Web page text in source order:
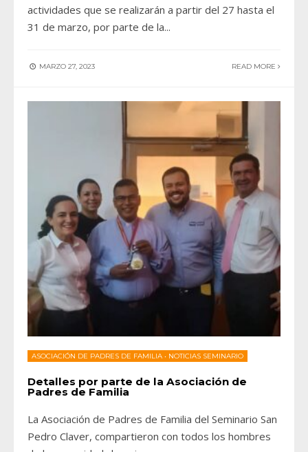
actividades que se realizarán a partir del 27 hasta el
31 de marzo, por parte de la...
MARZO 27, 2023 READ MORE
ASOCIACIÓN DE PADRES DE FAMILIA • NOTICIAS SEMINARIO
Detalles por parte de la Asociación de
Padres de Familia
La Asociación de Padres de Familia del Seminario San
Pedro Claver, compartieron con todos los hombres